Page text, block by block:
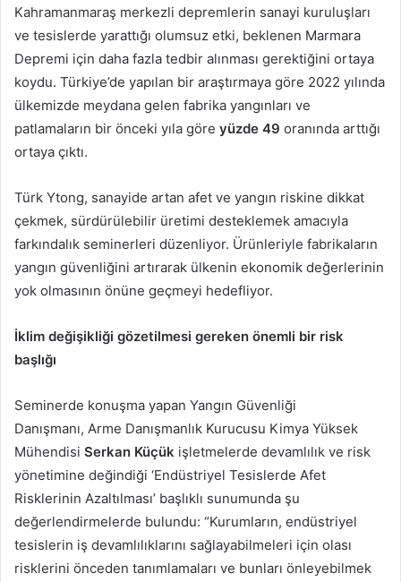
Kahramanmaraş merkezli depremlerin sanayi kuruluşları
ve tesislerde yarattığı olumsuz etki, beklenen Marmara
Depremi için daha fazla tedbir alınması gerektiğini ortaya
koydu. Türkiye’de yapılan bir araştırmaya göre 2022 yılında
ülkemizde meydana gelen fabrika yangınları ve
patlamaların bir önceki yıla göre yüzde 49 oranında arttığı
ortaya çıktı.
Türk Ytong, sanayide artan afet ve yangın riskine dikkat
çekmek, sürdürülebilir üretimi desteklemek amacıyla
farkındalık seminerleri düzenliyor. Ürünleriyle fabrikaların
yangın güvenliğini artırarak ülkenin ekonomik değerlerinin
yok olmasının önüne geçmeyi hedefliyor.
İklim değişikliği gözetilmesi gereken önemli bir risk
başlığı
Seminerde konuşma yapan Yangın Güvenliği
Danışmanı, Arme Danışmanlık Kurucusu Kimya Yüksek
Mühendisi Serkan Küçük işletmelerde devamlılık ve risk
yönetimine değindiği ‘Endüstriyel Tesislerde Afet
Risklerinin Azaltılması’ başlıklı sunumunda şu
değerlendirmelerde bulundu: “Kurumların, endüstriyel
tesislerin iş devamlılıklarını sağlayabilmeleri için olası
risklerini önceden tanımlamaları ve bunları önleyebilmek